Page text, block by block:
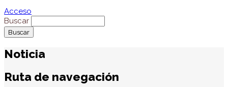
Acceso
Buscar
Noticia
Ruta de navegación